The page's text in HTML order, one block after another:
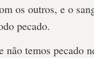
os outros, e o
pecado.
não temos pecado